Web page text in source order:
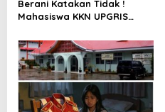
Berani Katakan Tidak !
Mahasiswa KKN UPGRIS
SDN Tamansari 1